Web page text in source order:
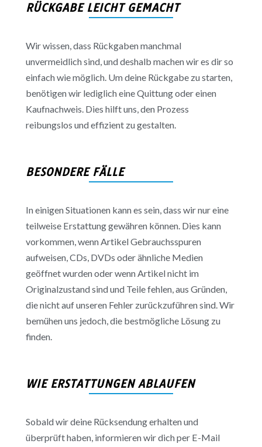
RÜCKGABE LEICHT GEMACHT
Wir wissen, dass Rückgaben manchmal
unvermeidlich sind, und deshalb machen wir es dir so
einfach wie möglich. Um deine Rückgabe zu starten,
benötigen wir lediglich eine Quittung oder einen
Kaufnachweis. Dies hilft uns, den Prozess
reibungslos und effizient zu gestalten.
BESONDERE FÄLLE
In einigen Situationen kann es sein, dass wir nur eine
teilweise Erstattung gewähren können. Dies kann
vorkommen, wenn Artikel Gebrauchsspuren
aufweisen, CDs, DVDs oder ähnliche Medien
geöffnet wurden oder wenn Artikel nicht im
Originalzustand sind und Teile fehlen, aus Gründen,
die nicht auf unseren Fehler zurückzuführen sind. Wir
bemühen uns jedoch, die bestmögliche Lösung zu
finden.
WIE ERSTATTUNGEN ABLAUFEN
Sobald wir deine Rücksendung erhalten und
überprüft haben, informieren wir dich per E-Mail